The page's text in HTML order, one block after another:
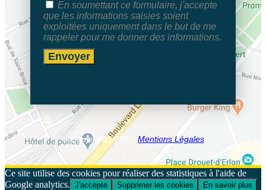
En soumettant ce formulaire, j'accepte
que les informations saisies soient
exploitées uniquement dans le but de me
rappeler pour me donner des informations.
Envoyer
© Copyright 2020 – Mentions Légales
Ce site utilise des cookies pour réaliser des statistiques à l'aide de
Google analytics. J'accepte Supprimer les cookies En savoir plus